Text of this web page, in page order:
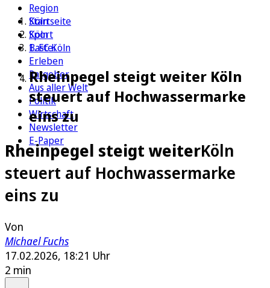
Region
Köln
Sport
1. FC Köln
Erleben
Ratgeber
Aus aller Welt
Politik
Wirtschaft
Newsletter
E-Paper
Startseite
Köln
Bastei
Rheinpegel steigt weiter Köln
steuert auf Hochwassermarke
eins zu
Rheinpegel steigt weiterKöln
steuert auf Hochwassermarke
eins zu
Von
Michael Fuchs
17.02.2026, 18:21 Uhr
2 min